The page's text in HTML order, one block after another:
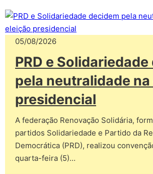
05/08/2026
PRD e
pela neutralidade
presidencial
A federação Renovação Solidária,
partidos Solidariedade e Partido da
Democrática (PRD), realizou
quarta-feira (5)…